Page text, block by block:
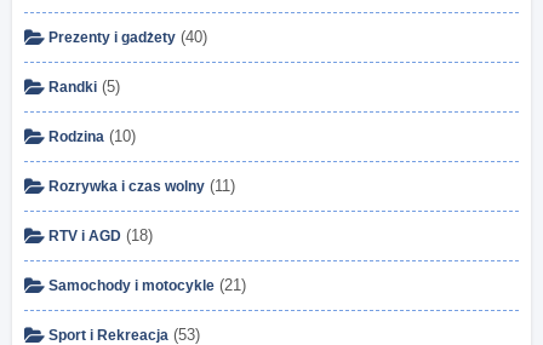
Prezenty i gadżety (40)
Randki (5)
Rodzina (10)
Rozrywka i czas wolny (11)
RTV i AGD (18)
Samochody i motocykle (21)
Sport i Rekreacja (53)